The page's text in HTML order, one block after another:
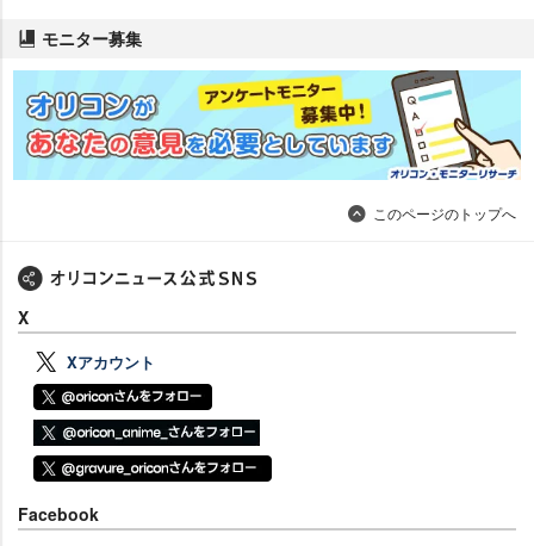
モニター募集
このページのトップへ
X
Xアカウント
Facebook